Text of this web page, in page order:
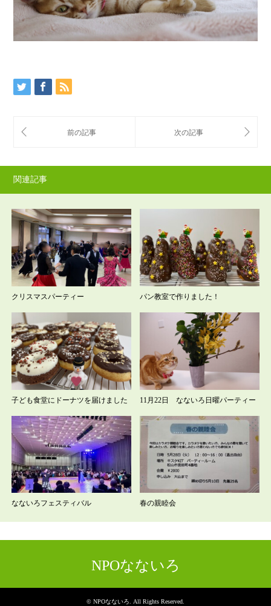
関連記事
クリスマスパーティー パン教室で作りました！
子ども食堂にドーナツを届けました 11月22日 なないろ日曜パーティー
なないろフェスティバル 春の親睦会
NPOなないろ
© NPOなないろ . All Rights Reserved.